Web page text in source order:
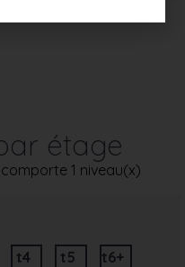
étage
1 niveau(x)
t4
t5
t6+